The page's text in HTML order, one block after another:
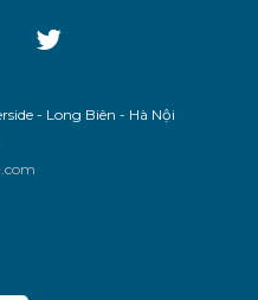
- Long Biên - Hà Nội